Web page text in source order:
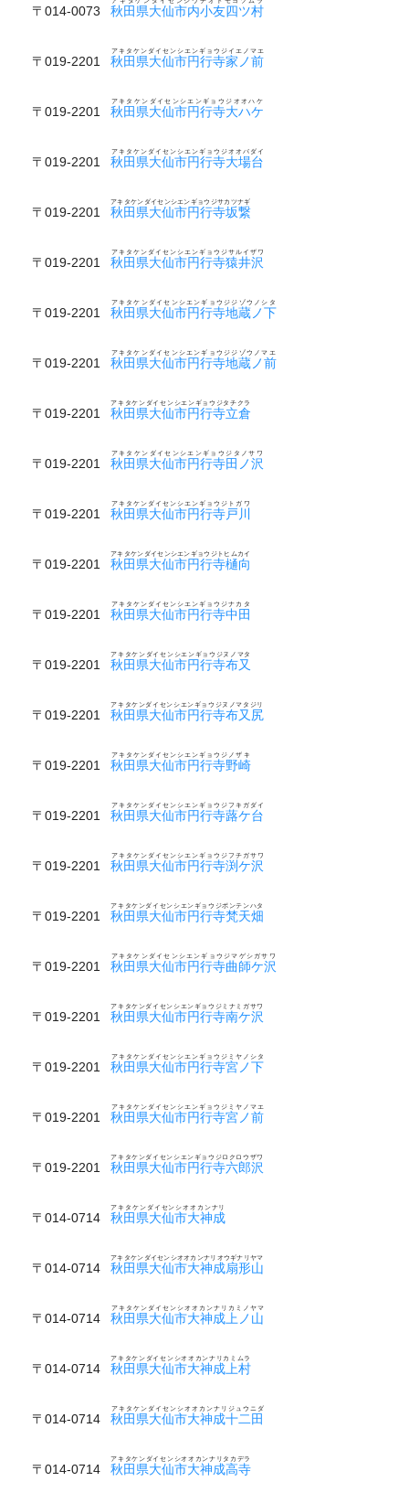
〒014-0073 秋田県大仙市内小友四ツ村
〒019-2201 秋田県大仙市円行寺家ノ前
アキタケンダイセンシエンギョウジイエノマエ
〒019-2201 秋田県大仙市円行寺大ハケ
アキタケンダイセンシエンギョウジオオハケ
〒019-2201 秋田県大仙市円行寺大場台
アキタケンダイセンシエンギョウジオオバダイ
〒019-2201 秋田県大仙市円行寺坂繋
アキタケンダイセンシエンギョウジサカツナギ
〒019-2201 秋田県大仙市円行寺猿井沢
アキタケンダイセンシエンギョウジサルイザワ
〒019-2201 秋田県大仙市円行寺地蔵ノ下
アキタケンダイセンシエンギョウジジゾウノシタ
〒019-2201 秋田県大仙市円行寺地蔵ノ前
アキタケンダイセンシエンギョウジジゾウノマエ
〒019-2201 秋田県大仙市円行寺立倉
アキタケンダイセンシエンギョウジタチクラ
〒019-2201 秋田県大仙市円行寺田ノ沢
アキタケンダイセンシエンギョウジタノサワ
〒019-2201 秋田県大仙市円行寺戸川
アキタケンダイセンシエンギョウジトガワ
〒019-2201 秋田県大仙市円行寺樋向
アキタケンダイセンシエンギョウジトヒムカイ
〒019-2201 秋田県大仙市円行寺中田
アキタケンダイセンシエンギョウジナカタ
〒019-2201 秋田県大仙市円行寺布又
アキタケンダイセンシエンギョウジヌノマタ
〒019-2201 秋田県大仙市円行寺布又尻
アキタケンダイセンシエンギョウジヌノマタジリ
〒019-2201 秋田県大仙市円行寺野崎
アキタケンダイセンシエンギョウジノザキ
〒019-2201 秋田県大仙市円行寺蕗ケ台
アキタケンダイセンシエンギョウジフキガダイ
〒019-2201 秋田県大仙市円行寺渕ケ沢
アキタケンダイセンシエンギョウジフチガサワ
〒019-2201 秋田県大仙市円行寺梵天畑
アキタケンダイセンシエンギョウジボンテンハタ
〒019-2201 秋田県大仙市円行寺曲師ケ沢
アキタケンダイセンシエンギョウジマゲシガサワ
〒019-2201 秋田県大仙市円行寺南ケ沢
アキタケンダイセンシエンギョウジミナミガサワ
〒019-2201 秋田県大仙市円行寺宮ノ下
アキタケンダイセンシエンギョウジミヤノシタ
〒019-2201 秋田県大仙市円行寺宮ノ前
アキタケンダイセンシエンギョウジミヤノマエ
〒019-2201 秋田県大仙市円行寺六郎沢
アキタケンダイセンシエンギョウジロクロウザワ
〒014-0714 秋田県大仙市大神成
アキタケンダイセンシオオカンナリ
〒014-0714 秋田県大仙市大神成扇形山
アキタケンダイセンシオオカンナリオウギナリヤマ
〒014-0714 秋田県大仙市大神成上ノ山
アキタケンダイセンシオオカンナリカミノヤマ
〒014-0714 秋田県大仙市大神成上村
アキタケンダイセンシオオカンナリカミムラ
〒014-0714 秋田県大仙市大神成十二田
アキタケンダイセンシオオカンナリジュウニダ
〒014-0714 秋田県大仙市大神成高寺
アキタケンダイセンシオオカンナリタカデラ